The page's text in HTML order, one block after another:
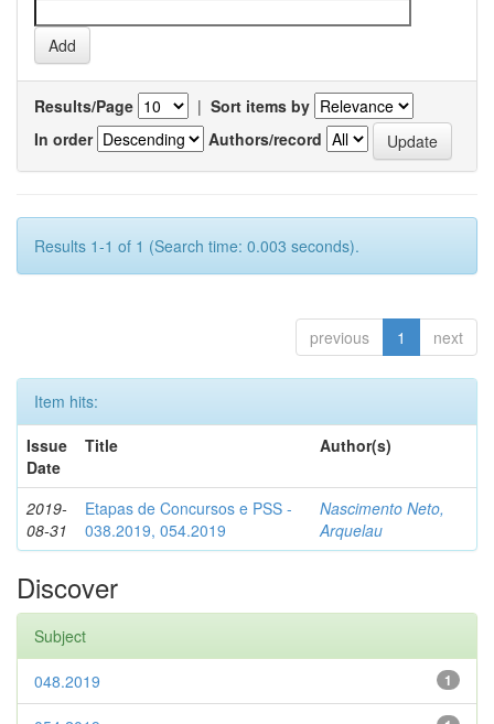
Results/Page | Sort items by
In order
Authors/record
Results 1-1 of 1 (Search time: 0.003 seconds).
previous 1 next
Item hits:
Issue
Date
Title Author(s)
2019-
08-31
Etapas de Concursos e PSS -
038.2019, 054.2019
Nascimento Neto,
Arquelau
Discover
Subject
1
048.2019